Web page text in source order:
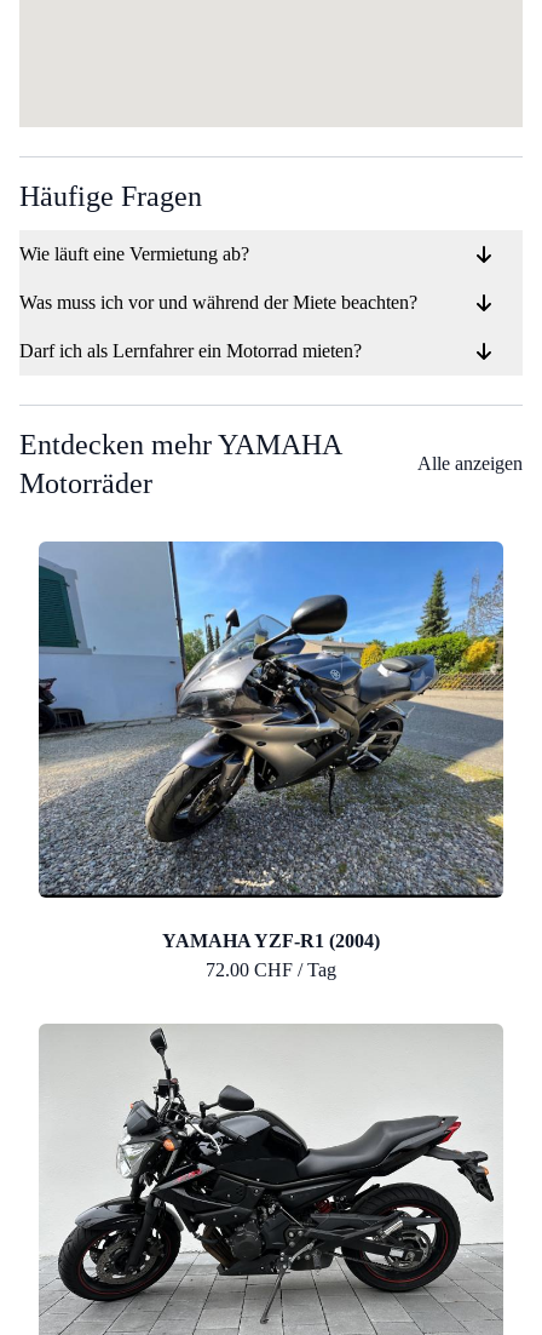
Häufige Fragen
Wie läuft eine Vermietung ab?
Was muss ich vor und während der Miete beachten?
Darf ich als Lernfahrer ein Motorrad mieten?
Entdecken mehr YAMAHA
Motorräder
Alle anzeigen
YAMAHA YZF-R1 (2004)
72.00 CHF / Tag